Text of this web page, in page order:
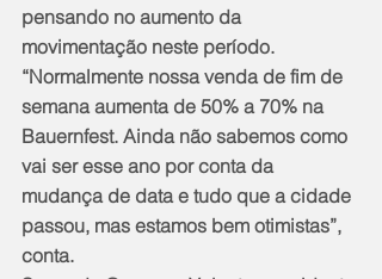
pensando no aumento da
movimentação neste período.
“Normalmente nossa venda de fim de
semana aumenta de 50% a 70% na
Bauernfest. Ainda não sabemos como
vai ser esse ano por conta da
mudança de data e tudo que a cidade
passou, mas estamos bem otimistas”,
conta.